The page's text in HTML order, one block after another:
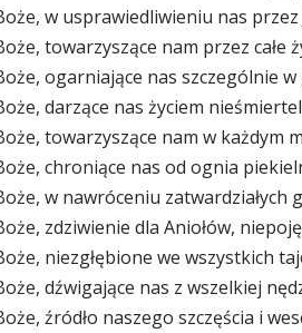
w usprawiedliwieniu nas
towarzyszące nam przez całe
ogarniające nas szczególnie
darzące nas życiem
towarzyszące nam w każdym
chroniące nas od ognia
w nawróceniu zatwardziałych
zdziwienie dla Aniołów,
niezgłębione we wszystkich
dźwigające nas z wszelkiej
źródło naszego szczęścia i